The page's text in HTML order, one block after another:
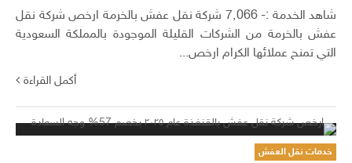
شاهد الخدمة :- 7٬066 شركة نقل عفش بالخرمة ارخص شركة نقل
عفش بالخرمة من الشركات القليلة الموجودة بالمملكة السعودية
التي تمنح عملائها الكرام ارخص...
أكمل القراءة
خدمات نقل العفش